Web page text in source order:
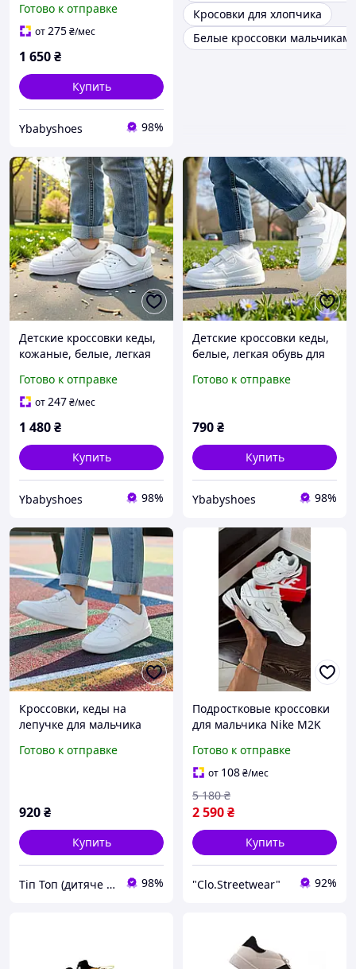
девушек на липучке в
РАЗМЕРЕ: 31,36
Готово к отправке
от275₴/мес
1 650₴
Купить
Ybabyshoes 98%
Кросовки для хлопчика
Белые кроссовки мальчикам
Детские кроссовки кеды,
кожаные, белые, легкая
девушек на липучке в
розмер: 31-36
Готово к отправке
от247₴/мес
1 480₴
Купить
Ybabyshoes 98%
Детские кроссовки кеды,
белые, легкая обувь для
липучке в розмер: 36
Готово к отправке
790₴
Купить
Ybabyshoes 98%
Кроссовки, кеды на
лепучке для мальчика
Размер 32-36
Готово к отправке
920₴
Купить
Тіп Топ (дитяче взуття) 98%
Подростковые кроссовки
для мальчика Nike M2K
кроссовки на мальчика,
белые кроссовки Nike
Готово к отправке
от 108₴/мес
2 590₴
5 180 ₴
Купить
"Clo.Streetwear" 92%